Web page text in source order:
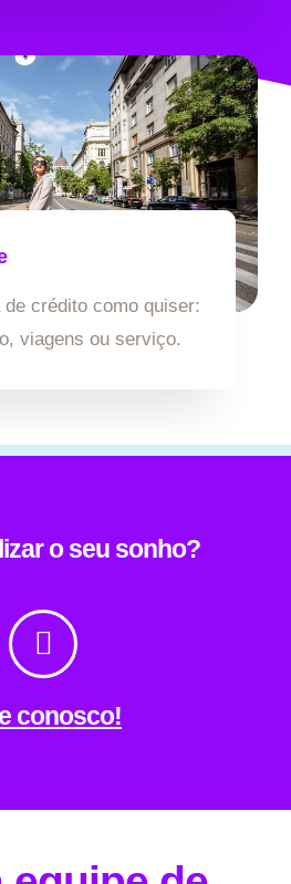
crédito como quiser:
viagens ou serviço.
o seu sonho?
conosco!